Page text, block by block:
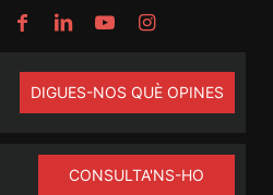
DIGUES-NOS QUÈ OPINES
CONSULTA'NS-HO